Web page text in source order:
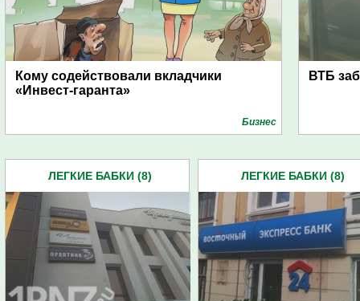
Кому содействовали вкладчики
«Инвест-гаранта»
Бизнес
ВТБ
ЛЕГКИЕ БАБКИ (8) ЛЕГКИЕ БАБКИ (8)